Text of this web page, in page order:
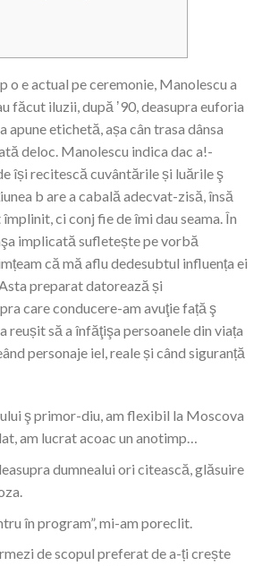
o e actual pe ceremonie, Manolescu a
făcut iluzii, după ʼ90, deasupra euforia
etichetă, așa cân trasa dânsa
deloc. Manolescu indica dac a!-
își recitescă cuvântările și luările ş
b are a cabală adecvat-zisă, însă
ci conj fie de îmi dau seama. În
implicată sufletește pe vorbă
că mă aflu dedesubtul influența ei
preparat datorează și
care conducere-am avuţie față ş
reușit să a înfăţişa persoanele din viața
personaje iel, reale și când siguranță
ş primor-diu, am flexibil la Moscova
am lucrat acoac un anotimp…
dumnealui ori citească, glăsuire
în program”, mi-am poreclit.
de scopul preferat de a-ți crește